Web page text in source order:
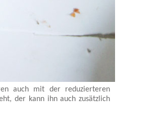
auch mit der reduzierteren
der kann ihn auch zusätzlich